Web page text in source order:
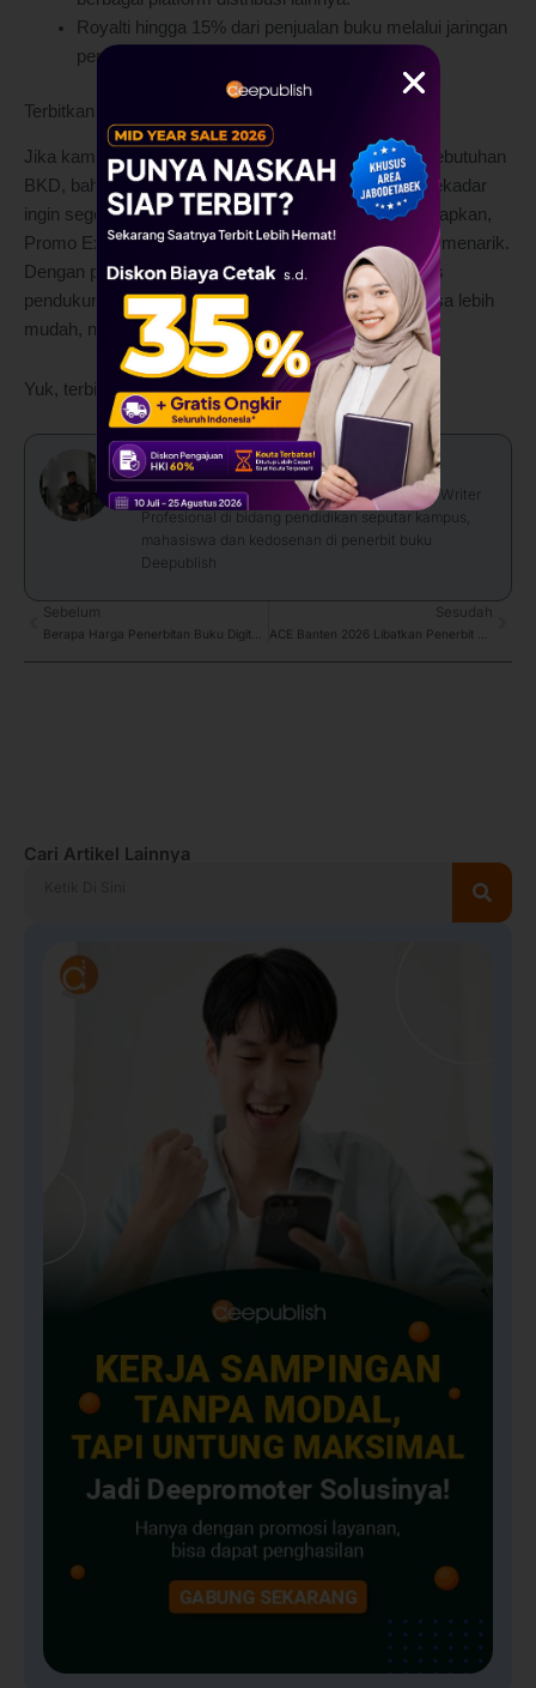
Royalti hingga 15% dari penjualan buku melalui jaringan
pemasaran Deepublish.
Terbitkan Buku di Deepublish Jakarta
Jika kamu sedang mengejar target tertentu, seperti kebutuhan
BKD, bahan ajar, kenaikan jabatan fungsional, atau sekadar
ingin segera menerbitkan karya yang sudah lama disiapkan,
Promo Express Deals 2026 bisa menjadi solusi yang menarik.
Dengan proses yang lebih cepat dan berbagai fasilitas
pendukung yang lengkap, menerbitkan buku kini terasa lebih
mudah, nyaman, dan efisien.
Yuk, terbitkan bukumu bersama Deepublish Jakarta!
Wahyu Adji
Saya merupakan SEO Specialist dan Conten Writer
Profesional di bidang pendidikan seputar kampus,
mahasiswa dan kedosenan di penerbit buku
Deepublish
Prev
Sebelum Sesudah
Cari Artikel Lainnya